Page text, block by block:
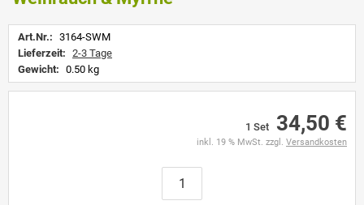
Art.Nr.: 3164-SWM
Lieferzeit: 2-3 Tage
Gewicht: 0.50 kg
1 Set 34,50 €
inkl. 19 % MwSt. zzgl. Versandkosten